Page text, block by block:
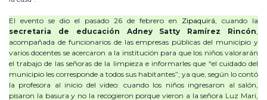
El evento se dio el pasado 26 de febrero en Zipaquirá, cuando la
secretaria de educación Adney Satty Ramírez Rincón,
acompañada de funcionarios de las empresas públicas del municipio y
varios docentes se acercaron a la institución para que los niños valorarán
el trabajo de las señoras de la limpieza e informarles que “el cuidado del
municipio les corresponde a todos sus habitantes”; ya que, según lo contó
la profesora al inicio del video: cuando los niños ingresaron al salón,
pisaron la basura y no la recogieron porque vieron a la señora Luz Mari,